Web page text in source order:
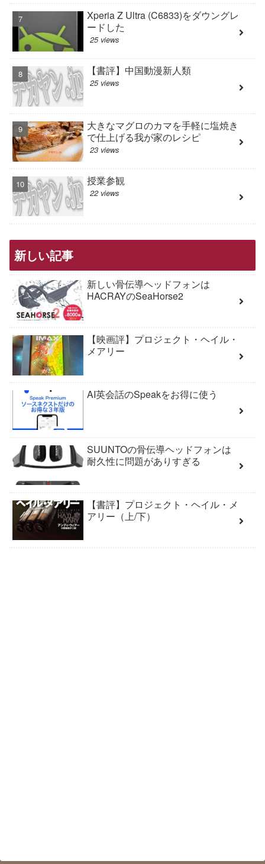
Xperia Z Ultra (C6833)をダウングレ
ードした
25 views
【書評】中国動漫新人類
25 views
大きなマグロのカマを手軽に塩焼き
で仕上げる我が家のレシピ
23 views
授業参観
22 views
新しい記事
新しい骨伝導ヘッドフォンは
HACRAYのSeaHorse2
【映画評】プロジェクト・ヘイル・
メアリー
AI英会話のSpeakをお得に使う
SUUNTOの骨伝導ヘッドフォンは
耐久性に問題がありすぎる
【書評】プロジェクト・ヘイル・メ
アリー（上/下）